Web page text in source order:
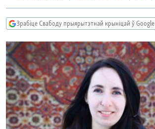
пошуку
ПАЛІТВЯЗЬНІ
КУЛЬТУРА
КАЛЯНДАР
PREMIUM
МОВА
НА ХВАЛЯХ СВАБОДЫ
Зрабіце Свабоду прыярытэтнай крыніцай ў Google